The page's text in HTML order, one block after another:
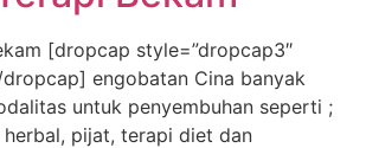
[dropcap style=”dropcap3″
engobatan Cina banyak
untuk penyembuhan seperti ;
pijat, terapi diet dan